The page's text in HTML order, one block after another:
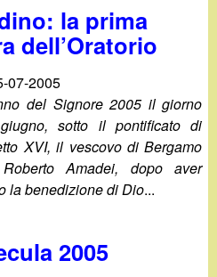
la prima
dell’Oratorio
07-2005
del Signore 2005 il giorno
sotto il pontificato di
XVI, il vescovo di Bergamo
Amadei, dopo aver
la benedizione di Dio...
2005